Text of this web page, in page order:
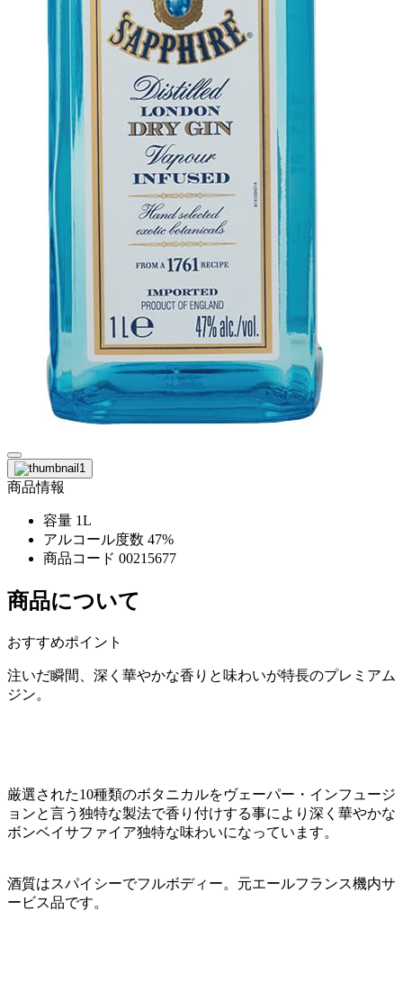
商品情報
容量 1L
アルコール度数 47%
商品コード 00215677
商品について
おすすめポイント
注いだ瞬間、深く華やかな香りと味わいが特長のプレミアム
ジン。
厳選された10種類のボタニカルをヴェーパー・インフュージ
ョンと言う独特な製法で香り付けする事により深く華やかな
ボンベイサファイア独特な味わいになっています。
酒質はスパイシーでフルボディー。元エールフランス機内サ
ービス品です。